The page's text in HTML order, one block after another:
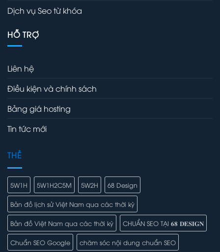
Dịch vụ Seo từ khóa
HỖ TRỢ
Liên hệ
Điều kiện và chính sách
Bảng giá hosting
Tin tức mới
THẺ
5W1H 5W1H2C5M 5W2H 68 Design
Bản đồ lịch sử Việt Nam qua các thời kỳ
Bản đồ Việt Nam qua các thời kỳ CHUẨN SEO TẠI 𝟔𝟖 𝐃𝐄𝐒𝐈𝐆𝐍
Chuẩn SEO Google chăm sóc nội dung chuẩn SEO